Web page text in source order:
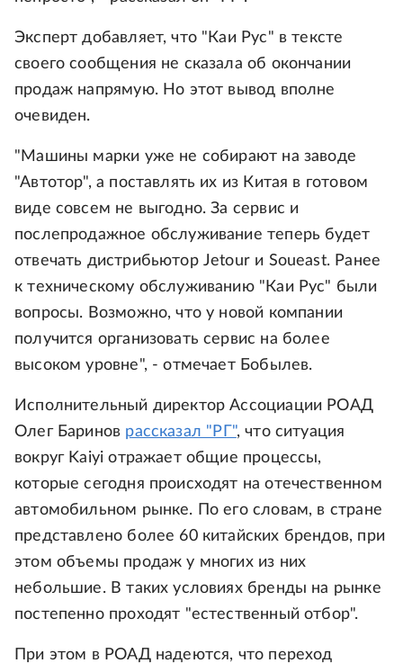
Эксперт добавляет, что "Каи Рус" в тексте
своего сообщения не сказала об окончании
продаж напрямую. Но этот вывод вполне
очевиден.
"Машины марки уже не собирают на заводе
"Автотор", а поставлять их из Китая в готовом
виде совсем не выгодно. За сервис и
послепродажное обслуживание теперь будет
отвечать дистрибьютор Jetour и Soueast. Ранее
к техническому обслуживанию "Каи Рус" были
вопросы. Возможно, что у новой компании
получится организовать сервис на более
высоком уровне", - отмечает Бобылев.
Исполнительный директор Ассоциации РОАД
Олег Баринов рассказал "РГ", что ситуация
вокруг Kaiyi отражает общие процессы,
которые сегодня происходят на отечественном
автомобильном рынке. По его словам, в стране
представлено более 60 китайских брендов, при
этом объемы продаж у многих из них
небольшие. В таких условиях бренды на рынке
постепенно проходят "естественный отбор".
При этом в РОАД надеются, что переход